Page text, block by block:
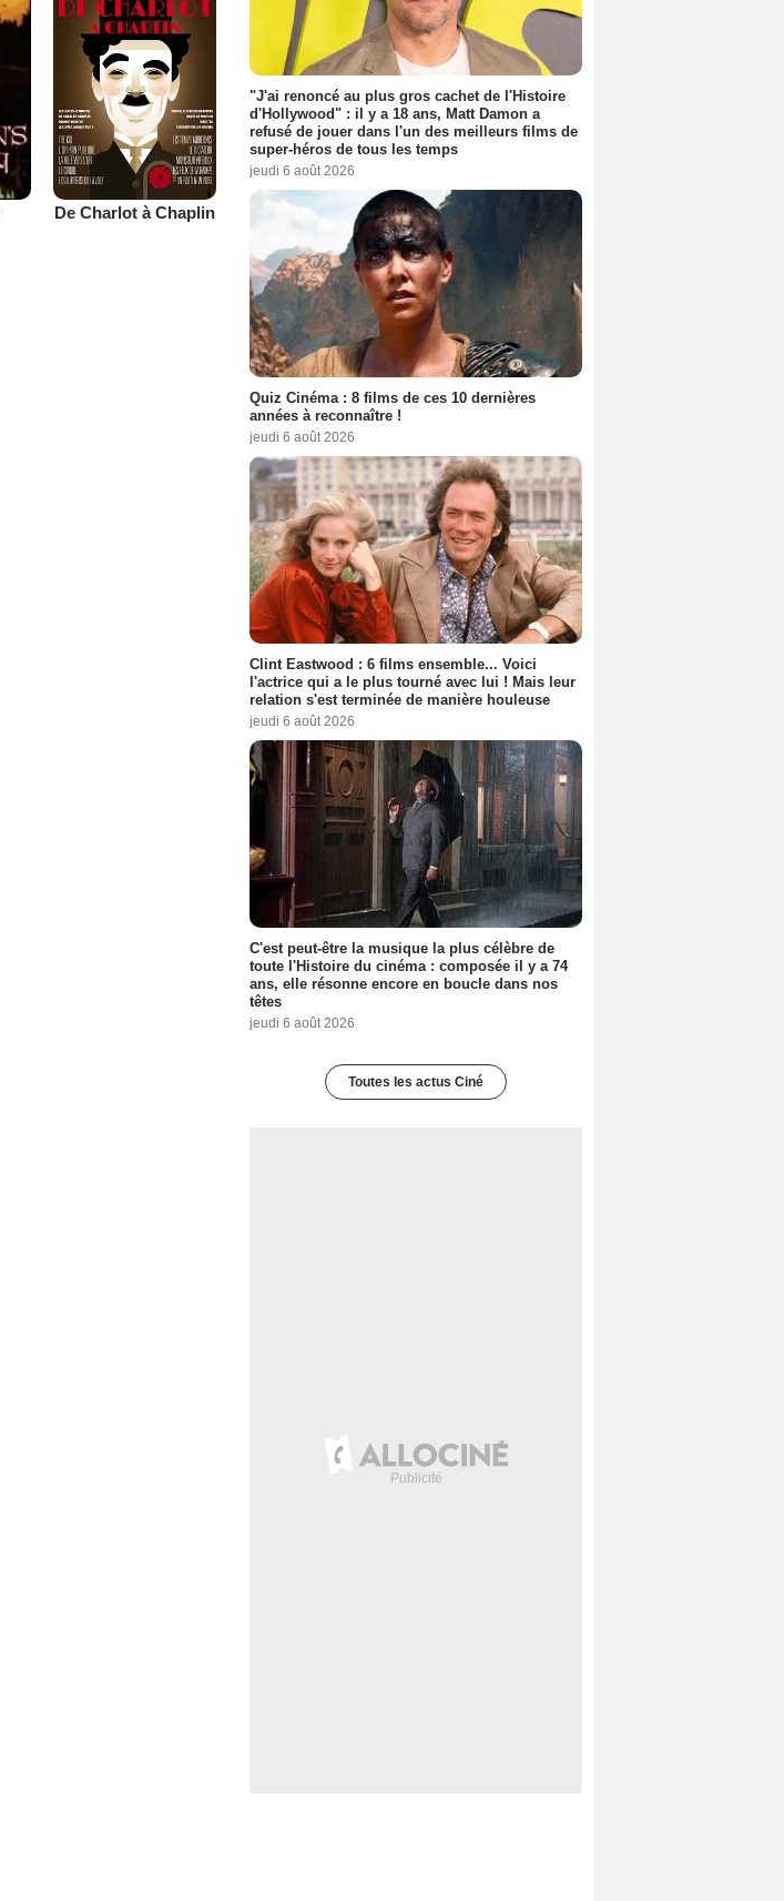
De Charlot à Chaplin
"J'ai renoncé au plus gros cachet de l'Histoire
d'Hollywood" : il y a 18 ans, Matt Damon a
refusé de jouer dans l'un des meilleurs films de
super-héros de tous les temps
jeudi 6 août 2026
Quiz Cinéma : 8 films de ces 10 dernières
années à reconnaître !
jeudi 6 août 2026
Clint Eastwood : 6 films ensemble... Voici
l'actrice qui a le plus tourné avec lui ! Mais leur
relation s'est terminée de manière houleuse
jeudi 6 août 2026
C'est peut-être la musique la plus célèbre de
toute l'Histoire du cinéma : composée il y a 74
ans, elle résonne encore en boucle dans nos
têtes
jeudi 6 août 2026
Toutes les actus Ciné